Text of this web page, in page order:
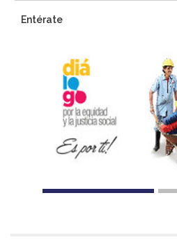
Entérate